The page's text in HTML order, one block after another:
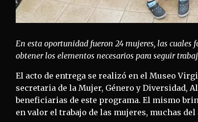
En esta oportunidad fueron 24 mujeres, las
obtener los elementos necesarios para seguir
El acto de entrega se realizó en el Museo
secretaria de la Mujer, Género y Diversidad,
beneficiarias de este programa. El mismo
en valor el trabajo de las mujeres, muchas del